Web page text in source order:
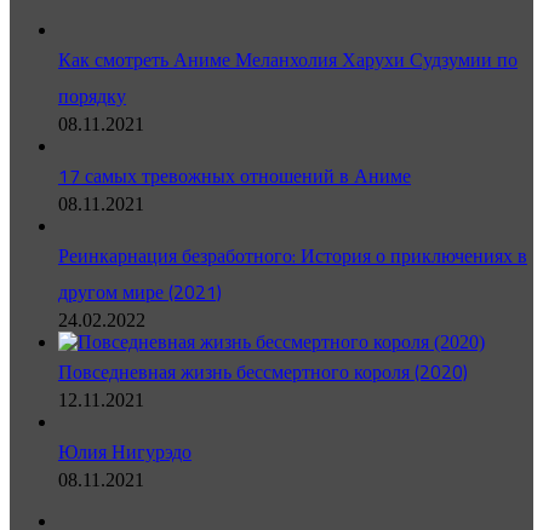
Как смотреть Аниме Меланхолия Харухи Судзумии по
порядку
08.11.2021
17 самых тревожных отношений в Аниме
08.11.2021
Реинкарнация безработного: История о приключениях в
другом мире (2021)
24.02.2022
Повседневная жизнь бессмертного короля (2020)
12.11.2021
Юлия Нигурэдо
08.11.2021